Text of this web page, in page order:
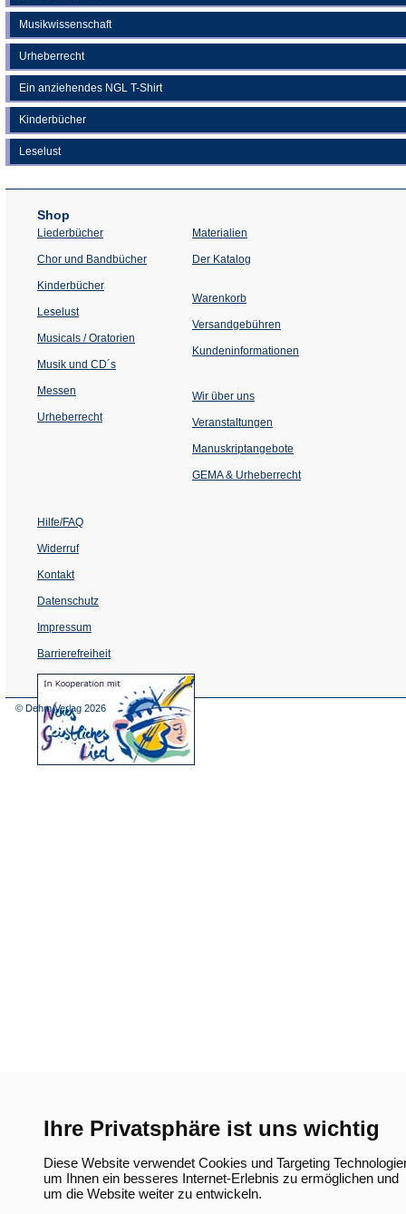
Ihre Privatsphäre ist uns wichtig
Diese Website verwendet Cookies und Targeting
um Ihnen ein besseres Internet-Erlebnis zu ermöglichen und
um die Website weiter zu entwickeln.
Musikwissenschaft
Urheberrecht
Ein anziehendes NGL T-Shirt
Kinderbücher
Leselust
Shop
Liederbücher
Chor und Bandbücher
Kinderbücher
Leselust
Musicals / Oratorien
Musik und CD´s
Messen
Urheberrecht
Materialien
Der Katalog
Warenkorb
Versandgebühren
Kundeninformationen
Wir über uns
Veranstaltungen
einem
Tab)
Manuskriptangebote
GEMA & Urheberrecht
Hilfe/FAQ
Widerruf
Kontakt
Datenschutz
Impressum
Barrierefreiheit
(Öffnet
in
© Dehm Verlag 2026